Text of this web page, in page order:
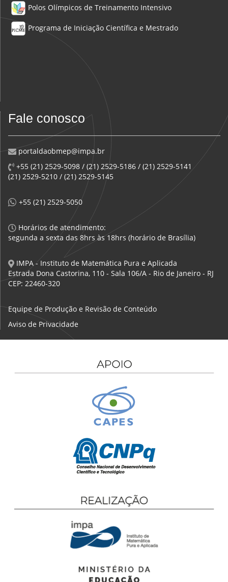
Polos Olímpicos de Treinamento Intensivo
Programa de Iniciação Científica e Mestrado
Fale conosco
portaldaobmep@impa.br
+55 (21) 2529-5098 / (21) 2529-5186 / (21) 2529-5141
(21) 2529-5210 / (21) 2529-5145
+55 (21) 2529-5050
Horários de atendimento:
segunda a sexta das 8hrs às 18hrs (horário de Brasília)
IMPA - Instituto de Matemática Pura e Aplicada
Estrada Dona Castorina, 110 - Sala 106/A - Rio de Janeiro - RJ
CEP: 22460-320
Equipe de Produção e Revisão de Conteúdo
Aviso de Privacidade